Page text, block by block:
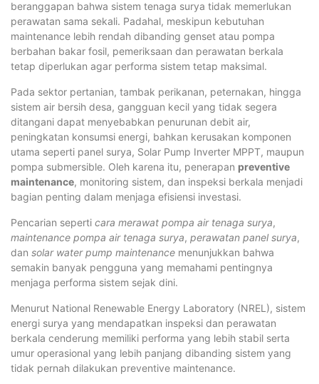
beranggapan bahwa sistem tenaga surya tidak memerlukan
perawatan sama sekali. Padahal, meskipun kebutuhan
maintenance lebih rendah dibanding genset atau pompa
berbahan bakar fosil, pemeriksaan dan perawatan berkala
tetap diperlukan agar performa sistem tetap maksimal.
Pada sektor pertanian, tambak perikanan, peternakan, hingga
sistem air bersih desa, gangguan kecil yang tidak segera
ditangani dapat menyebabkan penurunan debit air,
peningkatan konsumsi energi, bahkan kerusakan komponen
utama seperti panel surya, Solar Pump Inverter MPPT, maupun
pompa submersible. Oleh karena itu, penerapan preventive
maintenance, monitoring sistem, dan inspeksi berkala menjadi
bagian penting dalam menjaga efisiensi investasi.
Pencarian seperti cara merawat pompa air tenaga surya,
maintenance pompa air tenaga surya, perawatan panel surya,
dan solar water pump maintenance menunjukkan bahwa
semakin banyak pengguna yang memahami pentingnya
menjaga performa sistem sejak dini.
Menurut National Renewable Energy Laboratory (NREL), sistem
energi surya yang mendapatkan inspeksi dan perawatan
berkala cenderung memiliki performa yang lebih stabil serta
umur operasional yang lebih panjang dibanding sistem yang
tidak pernah dilakukan preventive maintenance.